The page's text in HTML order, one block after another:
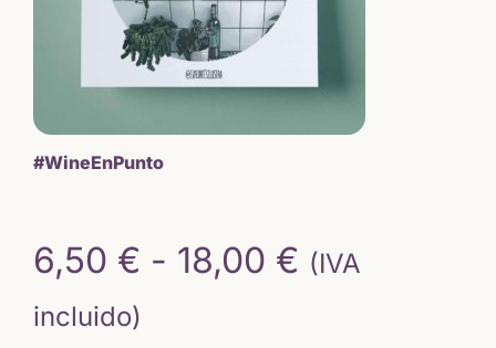
#WineEnPunto
6,50 € - 18,00 € Rango
(IVA
incluido)